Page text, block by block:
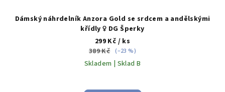
Dámský náhrdelník Anzora Gold se srdcem a andělskými
křídly ♀️ DG Šperky
299 Kč / ks
389 Kč (–23 %)
Skladem | Sklad B